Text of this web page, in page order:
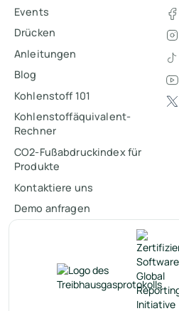
Events
Drücken
Anleitungen
Blog
Kohlenstoff 101
Kohlenstoffäquivalent-
Rechner
CO2-Fußabdruckindex für
Produkte
Kontaktiere uns
Demo anfragen